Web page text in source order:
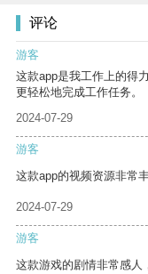
评论
游客
这款app是我工作上的得
更轻松地完成工作任务。
2024-07-29
游客
这款app的视频资源非常
2024-07-29
游客
这款游戏的剧情非常感人